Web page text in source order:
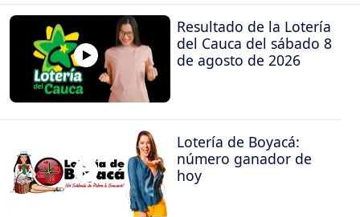
Resultado de la Lotería
del Cauca del sábado 8
de agosto de 2026
Lotería de Boyacá:
número ganador de
hoy